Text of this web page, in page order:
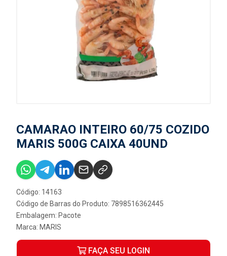
CAMARAO INTEIRO 60/75 COZIDO
MARIS 500G CAIXA 40UND
Código: 14163
Código de Barras do Produto: 7898516362445
Embalagem: Pacote
Marca: MARIS
FAÇA SEU LOGIN